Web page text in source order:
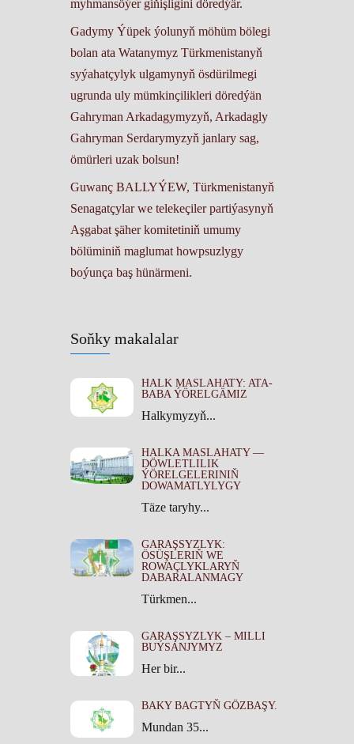
Soňky makalalar
HALK MASLAHATY: ATA-
BABA ÝÖRELGÄMIZ
Halkymyzyň...
HALKA MASLAHATY —
DÖWLETLILIK
ÝÖRELGELERINIŇ
DOWAMATLYLYGY
Täze taryhy...
GARAŞSYZLYK:
ÖSÜŞLERIŇ WE
ROWAÇLYKLARYŇ
DABARALANMAGY
Türkmen...
GARAŞSYZLYK – MILLI
BUÝSANJYMYZ
Her bir...
BAKY BAGTYŇ GÖZBAŞY.
Mundan 35...
myhmansöýer giňişligini döredýär.
Gadymy Ýüpek ýolunyň möhüm bölegi
bolan ata Watanymyz Türkmenistanyň
syýahatçylyk ulgamynyň ösdürilmegi
ugrunda uly mümkinçilikleri döredýän
Gahryman Arkadagymyzyň, Arkadagly
Gahryman Serdarymyzyň janlary sag,
ömürleri uzak bolsun!
Guwanç BALLYÝEW, Türkmenistanyň
Senagatçylar we telekeçiler partiýasynyň
Aşgabat şäher komitetiniň umumy
bölüminiň maglumat howpsuzlygy
boýunça baş hünärmeni.